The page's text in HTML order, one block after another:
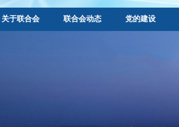
关于联合会 联合会动态 党的建设